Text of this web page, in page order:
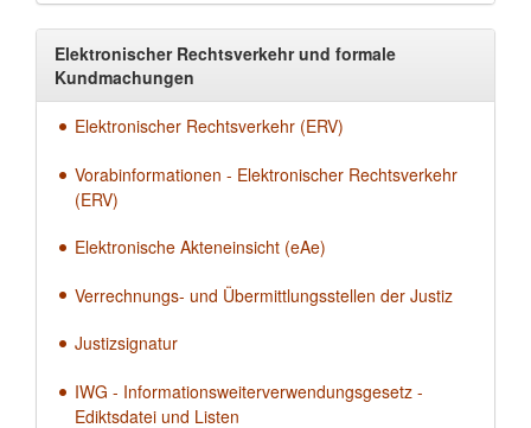
Elektronischer Rechtsverkehr und formale
Kundmachungen
Elektronischer Rechtsverkehr (ERV)
Vorabinformationen - Elektronischer Rechtsverkehr
(ERV)
Elektronische Akteneinsicht (eAe)
Verrechnungs- und Übermittlungsstellen der Justiz
Justizsignatur
IWG - Informationsweiterverwendungsgesetz -
Ediktsdatei und Listen